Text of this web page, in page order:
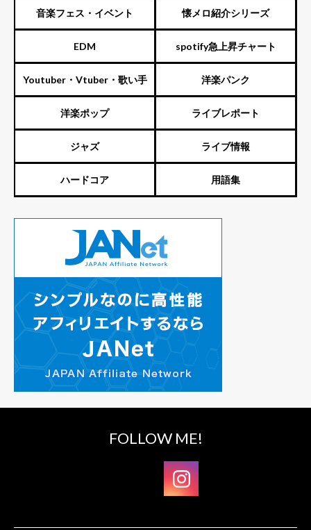
音楽フェス・イベント 懐メロ紹介シリーズ
EDM spotify急上昇チャート
Youtuber・Vtuber・歌い手 洋楽パンク
洋楽ポップ ライブレポート
ジャズ ライブ情報
ハードコア 用語集
FOLLOW ME!